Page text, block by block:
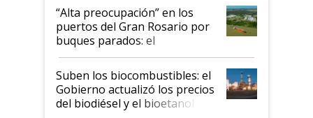
“Alta preocupación” en los
puertos del Gran Rosario por
buques parados: el
funcionamiento de las
exportadoras en tensión tras
la medida de fuerza de los
prácticos
Suben los biocombustibles: el
Gobierno actualizó los precios
del biodiésel y el bioetanol